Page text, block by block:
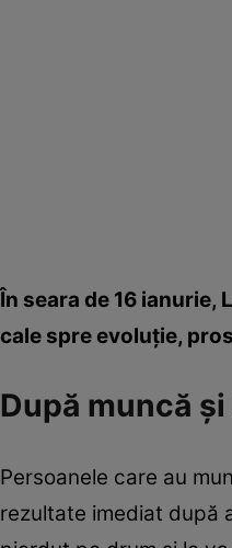
În seara de 16
cale spre evoluţie,
După muncă
Persoanele care au
rezultate imediat după